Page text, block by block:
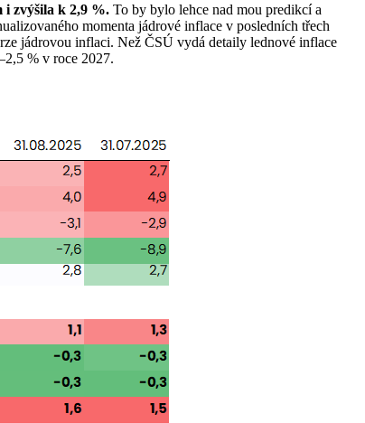
i zvýšila k 2,9 %. To by bylo lehce nad mou predikcí a
momenta jádrové inflace v posledních třech
jádrovou inflaci. Než ČSÚ vydá detaily lednové inflace
% v roce 2027.